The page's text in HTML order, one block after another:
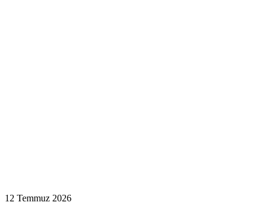
12 Temmuz 2026